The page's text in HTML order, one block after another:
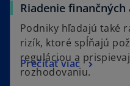
Riadenie
Podniky hľadajú také
rizík, ktoré spĺňajú
reguláciou a
rozhodovaniu.
Prečítať viac